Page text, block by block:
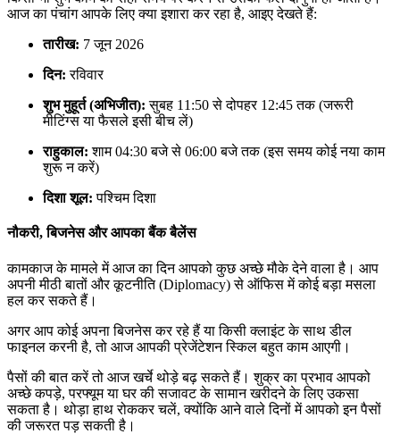
आज का पंचांग आपके लिए क्या इशारा कर रहा है, आइए देखते हैं:
तारीख: 7 जून 2026
दिन: रविवार
शुभ मुहूर्त (अभिजीत): सुबह 11:50 से दोपहर 12:45 तक (जरूरी
मीटिंग्स या फैसले इसी बीच लें)
राहुकाल: शाम 04:30 बजे से 06:00 बजे तक (इस समय कोई नया काम
शुरू न करें)
दिशा शूल: पश्चिम दिशा
नौकरी, बिजनेस और आपका बैंक बैलेंस
कामकाज के मामले में आज का दिन आपको कुछ अच्छे मौके देने वाला है। आप
अपनी मीठी बातों और कूटनीति (Diplomacy) से ऑफिस में कोई बड़ा मसला
हल कर सकते हैं।
अगर आप कोई अपना बिजनेस कर रहे हैं या किसी क्लाइंट के साथ डील
फाइनल करनी है, तो आज आपकी प्रेजेंटेशन स्किल बहुत काम आएगी।
पैसों की बात करें तो आज खर्चे थोड़े बढ़ सकते हैं। शुक्र का प्रभाव आपको
अच्छे कपड़े, परफ्यूम या घर की सजावट के सामान खरीदने के लिए उकसा
सकता है। थोड़ा हाथ रोककर चलें, क्योंकि आने वाले दिनों में आपको इन पैसों
की जरूरत पड़ सकती है।